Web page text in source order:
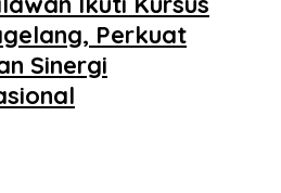
Perkuat
Sinergi